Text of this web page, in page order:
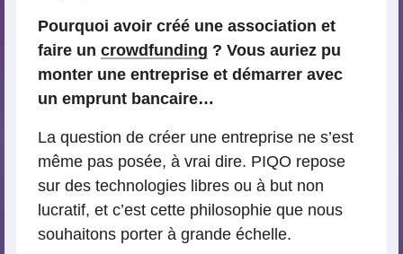
Pourquoi avoir créé une association et
faire un crowdfunding ? Vous auriez pu
monter une entreprise et démarrer avec
un emprunt bancaire…
La question de créer une entreprise ne s’est
même pas posée, à vrai dire. PIQO repose
sur des technologies libres ou à but non
lucratif, et c’est cette philosophie que nous
souhaitons porter à grande échelle.